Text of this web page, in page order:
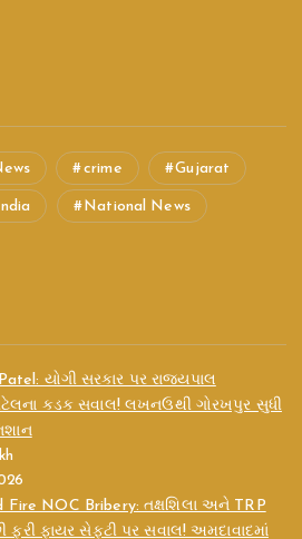
crime Gujarat
India National News
યોગી સરકાર પર રાજ્યપાલ
કડક સવાલ! લખનઉથી ગોરખપુર સુધી
Fire NOC Bribery: તક્ષશિલા અને TRP
ફાયર સેફ્ટી પર સવાલ! અમદાવાદમાં